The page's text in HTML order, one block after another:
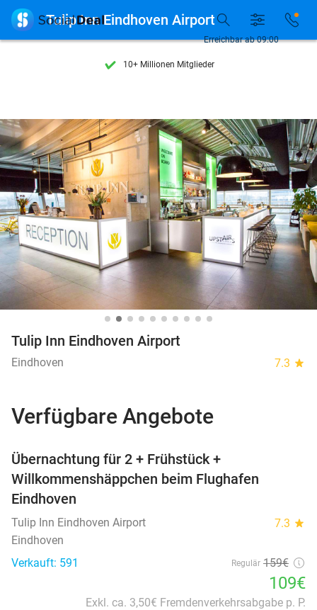
7 Tage die Woche verfügbar
10+ Millionen Mitglieder
7 Tage die Woche verfügbar
10+ Millionen Mitglieder
Erreichbar ab 09:00
 Tulip Inn Eindhoven Airport
Tulip Inn Eindhoven Airport
Eindhoven 7.3 star
Verfügbare Angebote
Übernachtung für 2 + Frühstück +
Willkommenshäppchen beim Flughafen
Eindhoven
Tulip Inn Eindhoven Airport 7.3 star
Eindhoven
Verkauft: 591
Regulär 159€
109€
Exkl. ca. 3,50€ Fremdenverkehrsabgabe p. P.